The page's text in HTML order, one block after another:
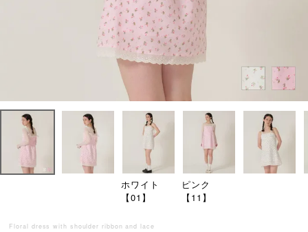
ホワイト
【01】
ピンク
【11】
Floral dress with shoulder ribbon and lace